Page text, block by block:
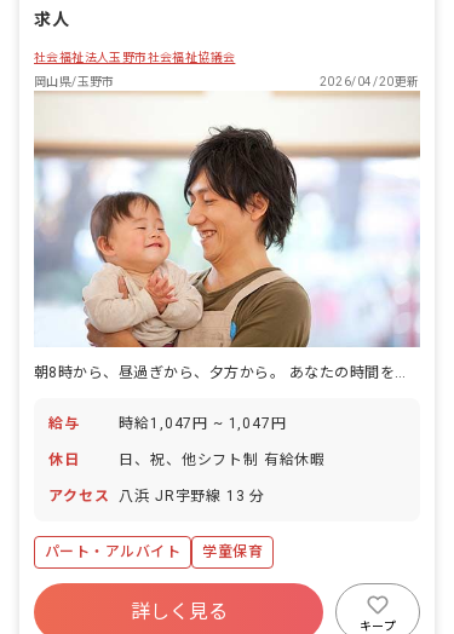
求人
社会福祉法人玉野市社会福祉協議会
岡山県/玉野市
2026/04/20更新
朝8時から、昼過ぎから、夕方から。 あなたの時間を選ぶ放課後。
給与 時給1,047円 ~ 1,047円
休日 日、祝、他シフト制 有給休暇
アクセス 八浜 JR宇野線 13 分
パート・アルバイト 学童保育
詳しく見る
キープ